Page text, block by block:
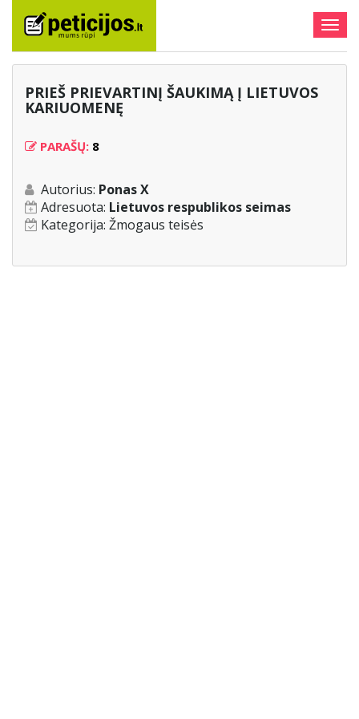
PRIEŠ PRIEVARTINĮ ŠAUKIMĄ Į LIETUVOS
KARIUOMENĘ
PARAŠŲ: 8
Autorius: Ponas X
Adresuota: Lietuvos respublikos seimas
Kategorija: Žmogaus teisės